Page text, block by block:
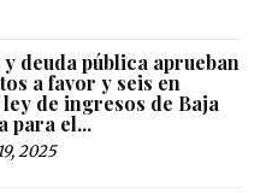
deuda pública aprueban
a favor y seis en
de ingresos de Baja
para el...
2025